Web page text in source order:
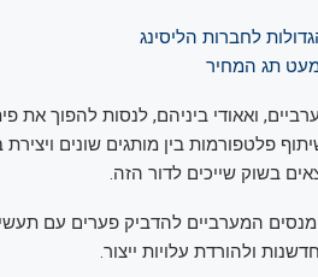
לחברות הליסינג
תג המחיר
ואאודי ביניהם, לנסות להפוך את
פלטפורמות בין מותגים שונים
בשוק שייכים לדור הזה.
המערביים להדביק פערים עם
ולהורדת עלויות ייצור.